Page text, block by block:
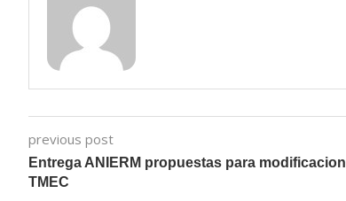
previous post
Entrega ANIERM propuestas para
TMEC